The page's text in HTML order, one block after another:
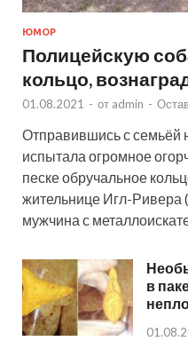
ЮМОР
Полицейскую
кольцо,
01.08.2021 - от admin -
Отправившись с семьёй
испытала огромное
песке обручальное
жительнице Игл-
мужчина с
в